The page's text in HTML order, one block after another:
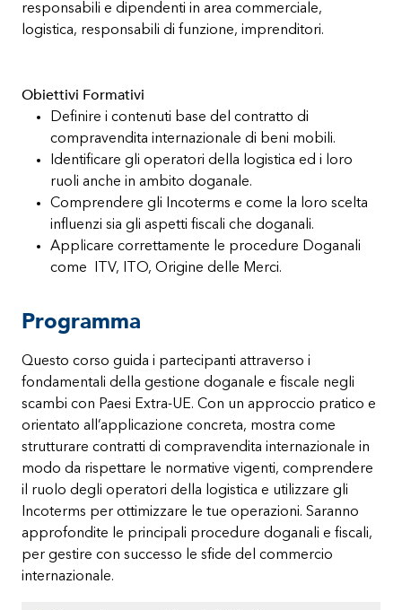
responsabili e dipendenti in area commerciale,
logistica, responsabili di funzione, imprenditori.
Obiettivi Formativi
Definire i contenuti base del contratto di
compravendita internazionale di beni mobili.
Identificare gli operatori della logistica ed i loro
ruoli anche in ambito doganale.
Comprendere gli Incoterms e come la loro scelta
influenzi sia gli aspetti fiscali che doganali.
Applicare correttamente le procedure Doganali
come ITV, ITO, Origine delle Merci.
Programma
Questo corso guida i partecipanti attraverso i
fondamentali della gestione doganale e fiscale negli
scambi con Paesi Extra-UE. Con un approccio pratico e
orientato all’applicazione concreta, mostra come
strutturare contratti di compravendita internazionale in
modo da rispettare le normative vigenti, comprendere
il ruolo degli operatori della logistica e utilizzare gli
Incoterms per ottimizzare le tue operazioni. Saranno
approfondite le principali procedure doganali e fiscali,
per gestire con successo le sfide del commercio
internazionale.